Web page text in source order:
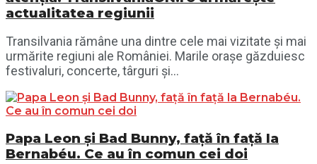
actualitatea regiunii
Transilvania rămâne una dintre cele mai vizitate și mai
urmărite regiuni ale României. Marile orașe găzduiesc
festivaluri, concerte, târguri și...
Papa Leon și Bad Bunny, față în față la
Bernabéu. Ce au în comun cei doi